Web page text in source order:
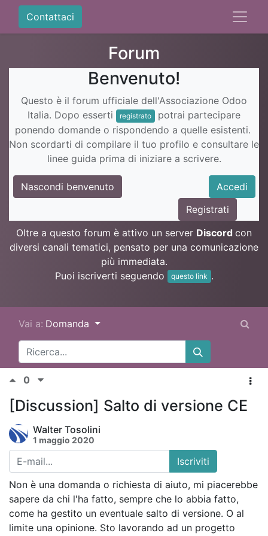
Contattaci
Forum
Benvenuto!
Questo è il forum ufficiale dell'Associazione Odoo
Italia. Dopo esserti
registrato
potrai partecipare
ponendo domande o rispondendo a quelle esistenti.
Non scordarti di compilare il tuo profilo e consultare le
linee guida prima di iniziare a scrivere.
Nascondi benvenuto
Accedi
Registrati
Oltre a questo forum è attivo un server Discord con
diversi canali tematici, pensato per una comunicazione
più immediata.
Puoi iscriverti seguendo
questo link .
Vai a: Domanda
0
[Discussion] Salto di versione CE
Walter Tosolini
1 maggio 2020
Iscriviti
Non è una domanda o richiesta di aiuto, mi piacerebbe
sapere da chi l'ha fatto, sempre che lo abbia fatto,
come ha gestito un eventuale salto di versione. O al
limite una opinione. Sto lavorando ad un progetto